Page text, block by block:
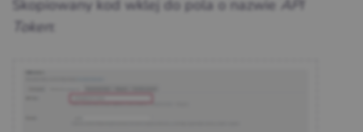
Skopiowany kod wklej do pola o nazwie API
Token: